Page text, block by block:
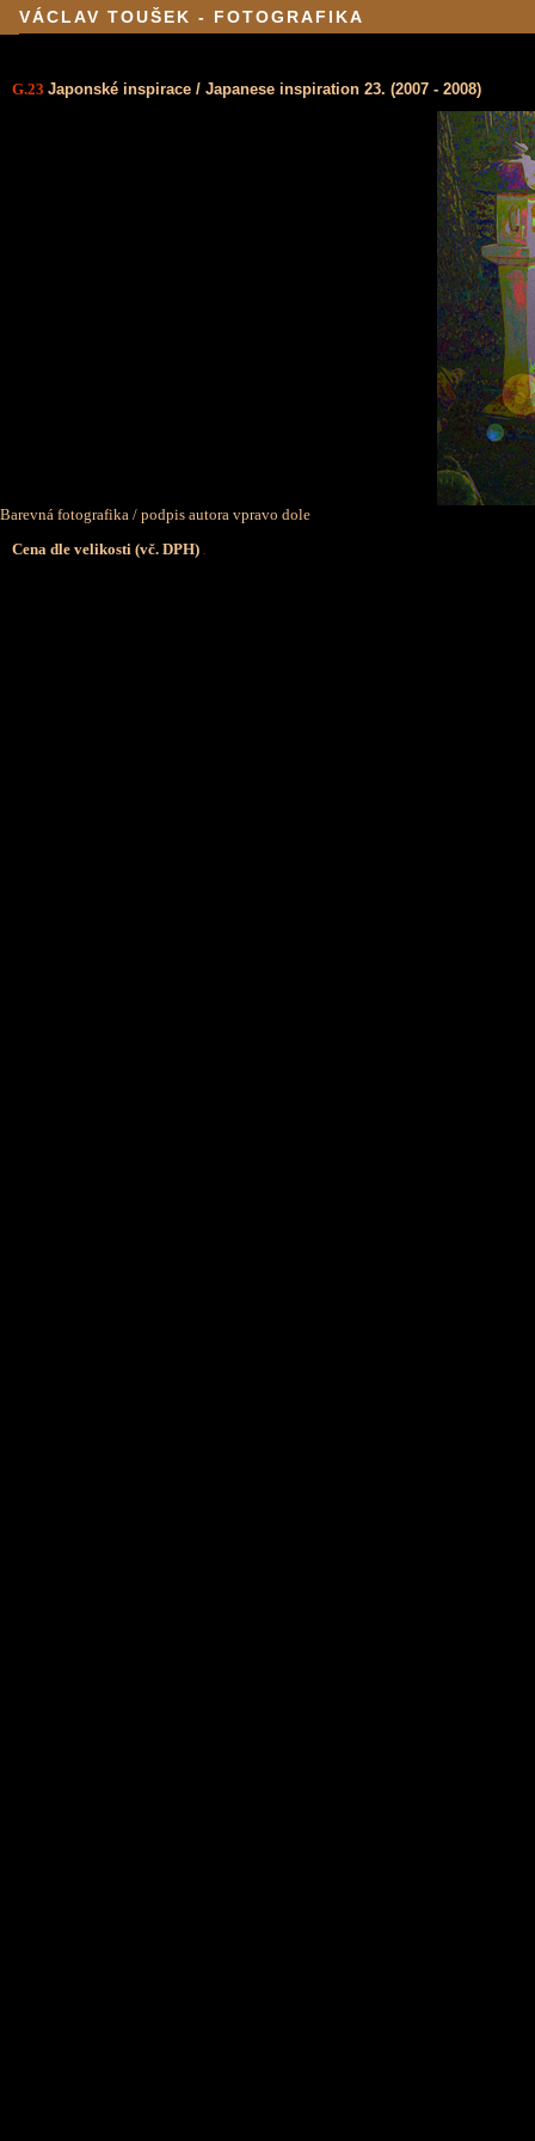
VÁCLAV TOUŠEK - FOTOGRAFIKA
G.23 Japonské inspirace / Japanese inspiration 23. (2007 - 2008)
Barevná fotografika / podpis autora vpravo dole
Cena dle velikosti (vč. DPH) .